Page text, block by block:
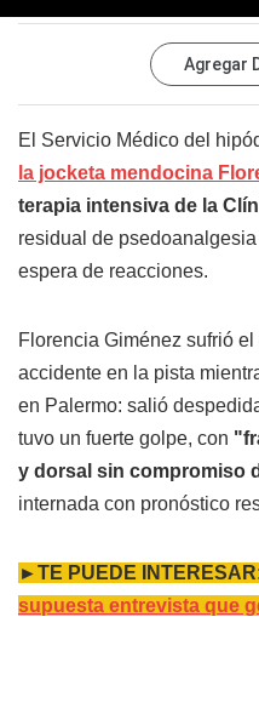
Agregar
El Servicio Médico del
la jocketa mendocina
terapia intensiva de la
residual de
espera de reacciones.
Florencia Giménez sufrió
accidente en la pista
en Palermo: salió
tuvo un fuerte golpe, con
y dorsal sin compromiso
internada con pronóstico
►TE PUEDE
supuesta entrevista que